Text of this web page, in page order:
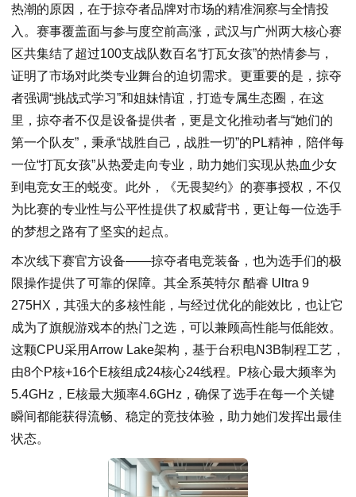
热潮的原因，在于掠夺者品牌对市场的精准洞察与全情投
入。赛事覆盖面与参与度空前高涨，武汉与广州两大核心赛
区共集结了超过100支战队数百名“打瓦女孩”的热情参与，
证明了市场对此类专业舞台的迫切需求。更重要的是，掠夺
者强调“挑战式学习”和姐妹情谊，打造专属生态圈，在这
里，掠夺者不仅是设备提供者，更是文化推动者与“她们的
第一个队友”，秉承“战胜自己，战胜一切”的PL精神，陪伴每
一位“打瓦女孩”从热爱走向专业，助力她们实现从热血少女
到电竞女王的蜕变。此外，《无畏契约》的赛事授权，不仅
为比赛的专业性与公平性提供了权威背书，更让每一位选手
的梦想之路有了坚实的起点。
本次线下赛官方设备——掠夺者电竞装备，也为选手们的极
限操作提供了可靠的保障。其全系英特尔 酷睿 Ultra 9
275HX，其强大的多核性能，与经过优化的能效比，也让它
成为了旗舰游戏本的热门之选，可以兼顾高性能与低能效。
这颗CPU采用Arrow Lake架构，基于台积电N3B制程工艺，
由8个P核+16个E核组成24核心24线程。P核心最大频率为
5.4GHz，E核最大频率4.6GHz，确保了选手在每一个关键
瞬间都能获得流畅、稳定的竞技体验，助力她们发挥出最佳
状态。